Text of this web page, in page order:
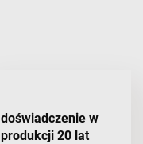
doświadczenie w
produkcji 20 lat